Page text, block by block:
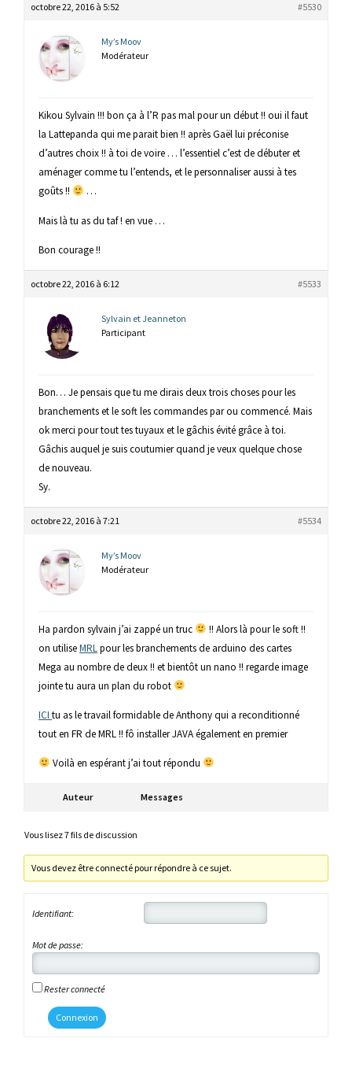
octobre 22, 2016 à 5:52 #5530
My’s Moov
Modérateur
Kikou Sylvain !!! bon ça à l’R pas mal pour un début !! oui il faut
la Lattepanda qui me parait bien !! après Gaël lui préconise
d’autres choix !! à toi de voire … l’essentiel c’est de débuter et
aménager comme tu l’entends, et le personnaliser aussi à tes
goûts !!
…
Mais là tu as du taf ! en vue …
Bon courage !!
octobre 22, 2016 à 6:12 #5533
Sylvain et Jeanneton
Participant
Bon… Je pensais que tu me dirais deux trois choses pour les
branchements et le soft les commandes par ou commencé. Mais
ok merci pour tout tes tuyaux et le gâchis évité grâce à toi.
Gâchis auquel je suis coutumier quand je veux quelque chose
de nouveau.
Sy.
octobre 22, 2016 à 7:21 #5534
My’s Moov
Modérateur
Ha pardon sylvain j’ai zappé un truc
!! Alors là pour le soft !!
on utiliseMRLpour les branchements de arduino des cartes
Mega au nombre de deux !! et bientôt un nano !! regarde image
jointe tu aura un plan du robot
ICItu as le travail formidable de Anthony qui a reconditionné
tout en FR de MRL !! fô installer JAVA également en premier
Voilà en espérant j’ai tout répondu
Auteur Messages
Vous lisez 7 fils de discussion
Vous devez être connecté pour répondre à ce sujet.
Identifiant:
Mot de passe:
Rester connecté
Connexion